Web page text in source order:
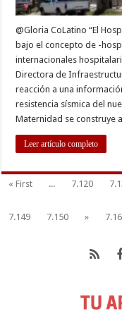
@Gloria CoLatino “El
bajo el concepto de -
internacionales
Directora de
reacción a una
resistencia sísmica del
Maternidad se construye
Leer artículo completo
« First ... 7.120
7.149
7.150 »